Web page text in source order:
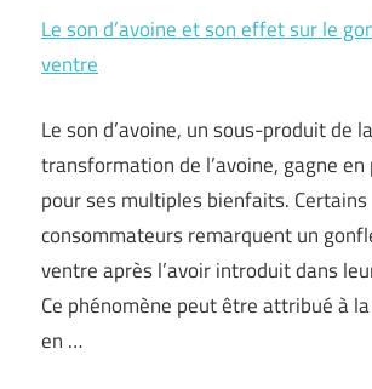
Le son d’avoine et son effet sur le
ventre
Le son d’avoine, un sous-produit de la
transformation de l’avoine, gagne
pour ses multiples bienfaits. Certains
consommateurs remarquent un
ventre après l’avoir introduit dans
Ce phénomène peut être attribué à
en …